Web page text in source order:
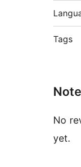
Tags
No
yet.